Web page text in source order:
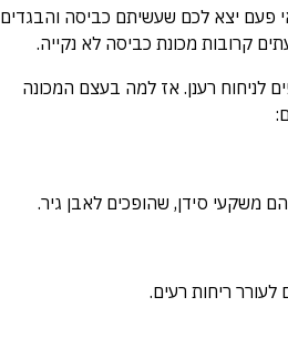
אי פעם יצא לכם שעשיתם כביסה והבגדים
קרובות מכונת כביסה לא נקייה.
לניחוח רענן. אז למה בעצם המכונה
משקעי סידן, שהופכים לאבן גיר.
לעורר ריחות רעים.